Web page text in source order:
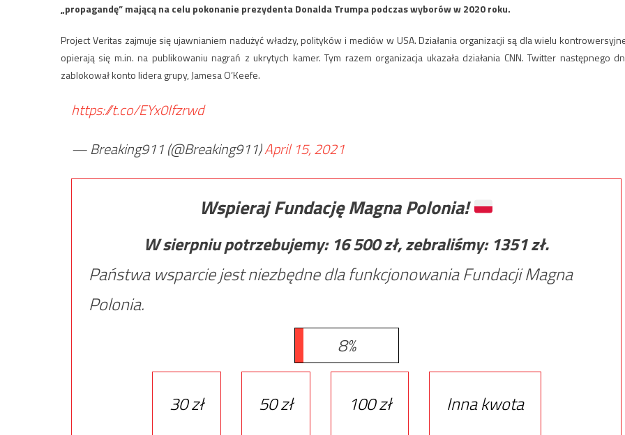
„propagandę” mającą na celu pokonanie prezydenta Donalda Trumpa podczas wyborów w 2020 roku.
Project Veritas zajmuje się ujawnianiem nadużyć władzy, polityków i mediów w USA. Działania organizacji są dla wielu
opierają się m.in. na publikowaniu nagrań z ukrytych kamer. Tym razem organizacja ukazała działania CNN. Twitter następnego
zablokował konto lidera grupy, Jamesa O’Keefe.
https://t.co/EYx0Ifzrwd
— Breaking911 (@Breaking911)April 15, 2021
Wspieraj Fundację Magna Polonia!
W sierpniu potrzebujemy: 16 500zł, zebraliśmy: 1351zł.
Państwa wsparcie jest niezbędne dla funkcjonowania Fundacji Magna
Polonia.
8%
30 zł 50 zł 100 zł
Inna kwota